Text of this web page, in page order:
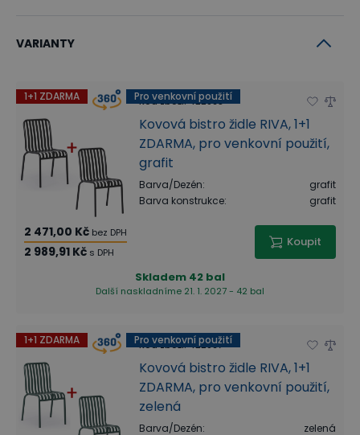
VARIANTY
1+1 ZDARMA Pro venkovní použití
Kód zboží:422065
Kovová bistro židle RIVA, 1+1
ZDARMA, pro venkovní použití,
grafit
Barva/Dezén:
grafit
Barva konstrukce: grafit
2 471,00 Kč bez DPH
2 989,91 Kč s DPH
Koupit
Skladem 42 bal
Další naskladníme 21. 1. 2027 - 42 bal
1+1 ZDARMA Pro venkovní použití
Kód zboží:422067
Kovová bistro židle RIVA, 1+1
ZDARMA, pro venkovní použití,
zelená
Barva/Dezén:
zelená